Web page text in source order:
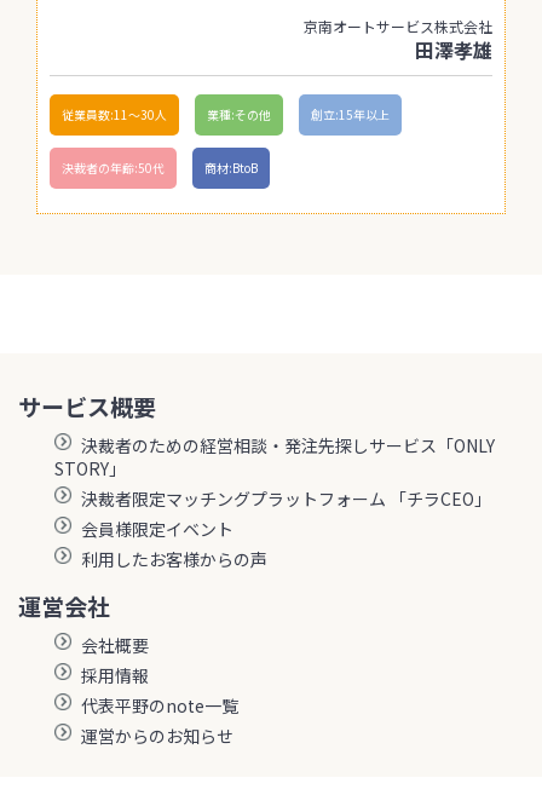
京南オートサービス株式会社
田澤孝雄
従業員数:11〜30人 業種:その他 創立:15年以上
決裁者の年齢:50代 商材:BtoB
サービス概要
決裁者のための経営相談・発注先探しサービス「ONLY
STORY」
決裁者限定マッチングプラットフォーム 「チラCEO」
会員様限定イベント
利用したお客様からの声
運営会社
会社概要
採用情報
代表平野のnote一覧
運営からのお知らせ